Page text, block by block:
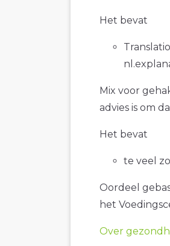
Het bevat
Mix voor
advies is om
Het bevat
te veel
Oordeel
het
Over